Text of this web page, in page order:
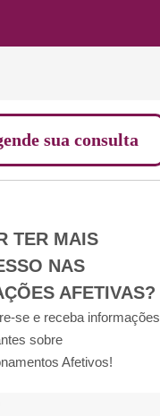
sua consulta
TER MAIS
NAS
AFETIVAS?
se e receba informações
sobre
Afetivos!